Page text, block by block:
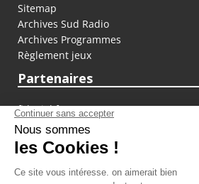
Sitemap
Archives Sud Radio
Archives Programmes
Règlement jeux
Partenaires
fiducial.fr
lyoncapitale.fr
olympique-et-lyonnais.com
L'application Iphone /